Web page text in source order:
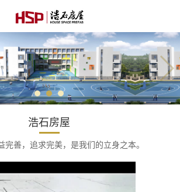
浩石房屋
完善，追求完美，是我们的立身之本。